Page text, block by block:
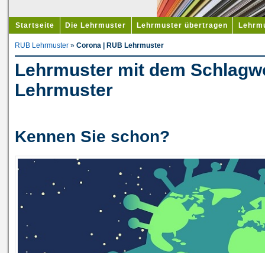
Startseite Die Lehrmuster Lehrmuster übertragen
RUB Lehrmuster » Corona | RUB Lehrmuster
Lehrmuster mit dem
Lehrmuster
Kennen Sie schon?